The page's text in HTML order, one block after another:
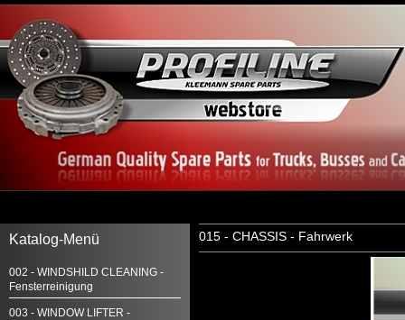
Katalog-Menü
002 - WINDSHILD CLEANING -
Fensterreinigung
003 - WINDOW LIFTER -
015 - CHASSIS - Fahrwerk